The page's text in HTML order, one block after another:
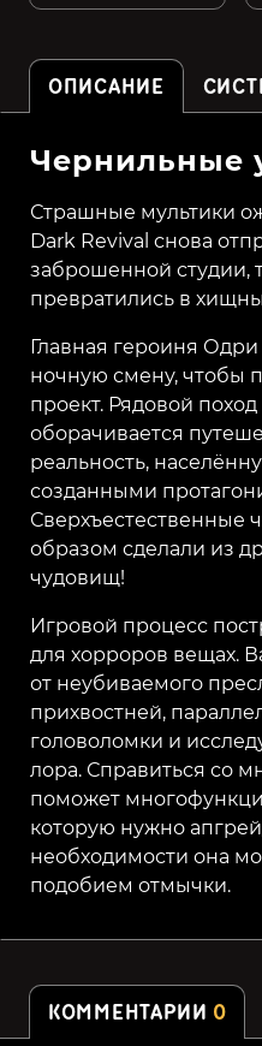
ОПИСАНИЕ
Чернильные
Страшные мультики
Dark Revival снова
заброшенной студии,
превратились в
Главная героиня
ночную смену, чтобы
проект. Рядовой
оборачивается
реальность,
созданными
Сверхъестественные
образом сделали из
чудовищ!
Игровой процесс
для хорроров вещах.
от неубиваемого
прихвостней,
головоломки и
лора. Справиться со
поможет
которую нужно
необходимости она
подобием отмычки.
КОММЕНТАРИИ 0